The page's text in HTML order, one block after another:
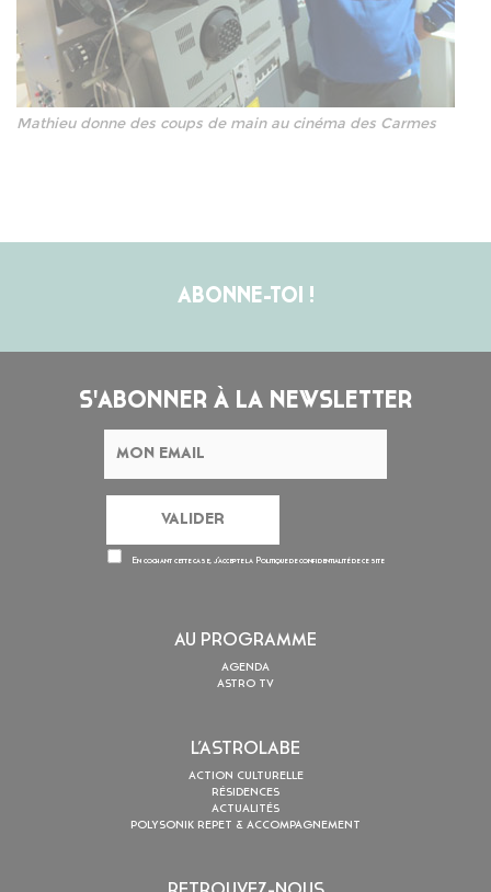
Mathieu donne des coups de main au cinéma des Carmes
ABONNE-TOI !
S'ABONNER À LA NEWSLETTER
En cochant cette case, j’accepte la Politique de confidentialitéde ce site
AU PROGRAMME
AGENDA
ASTRO TV
L’ASTROLABE
ACTION CULTURELLE
RÉSIDENCES
ACTUALITÉS
POLYSONIK REPET & ACCOMPAGNEMENT